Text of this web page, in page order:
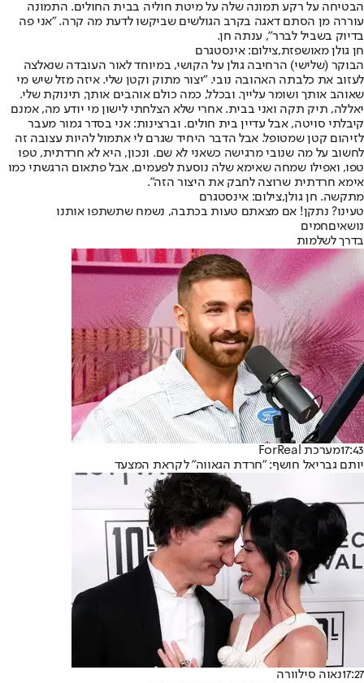
הבטיחה על רקע תמונה שלה על מיטת חוליה בבית החולים. התמונה
עוררה מן הסתם דאגה בקרב הגולשים שביקשו לדעת מה קרה. "אני פה
בדיוק בשביל לברר", ענתה חן.
חן גולן מאושפזת,צילום: אינסטגרם
הבוקר (שלישי) הרחיבה גולן על הקושי, במיוחד לאור העובדה שנאלצה
לעזוב את כלבתה האהובה נובי. "יצור מתוק וקטן שלי. איזה מזל שיש מי
שאוהב אותך ושומר עלייך. ובכלל, כמה כולם אוהבים אותך, תינוקת שלי.
יאללה, תיק תקה ואני בבית. אחרי שלא הצלחתי לישון מי יודע מה, אמנם
קיבלתי סויטה, אבל עדיין בית חולים. וברצינות: אני בסדר גמור מעבר
לזיהום קטן שמטופל. אבל הדבר היחיד שגרם לי אתמול להיות עצובה זה
לחשוב על מה שנובי מרגישה כשאני לא שם. ונכון, היא לא חרדתית, טפו
טפו, ואפילו שמחה שאימא שלה נוסעת לפעמים, אבל פתאום הרגשתי כמו
אימא חרדתית שרוצה לחבק את היצור הזה".
מתקשה. חן גולן,צילום: אינסטגרם
טעינו? נתקן! אם מצאתם טעות בכתבה, נשמח שתשתפו אותנו
נושאיםחמים
בדרך לשלמות
17:43מערכת ForReal
יותם גבריאל חושף: "חרדת הגאווה" לקראת המצעד
17:27נאוה סילוורה